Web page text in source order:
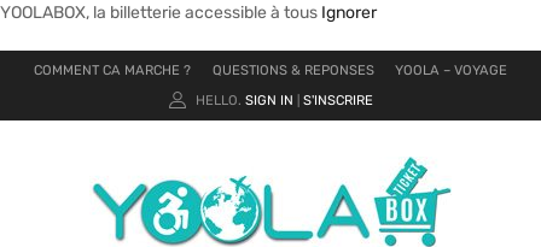
YOOLABOX, la billetterie accessible à tous Ignorer
COMMENT CA MARCHE ? QUESTIONS & REPONSES
YOOLA – VOYAGE
HELLO. SIGN IN S'INSCRIRE